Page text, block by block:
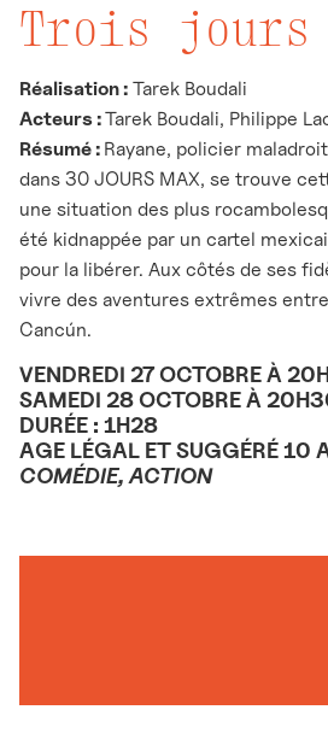
Trois jours
Réalisation : Tarek Boudali
Acteurs :Tarek Boudali, Philippe
Résumé: Rayane, policier
dans 30 JOURS MAX, se trouve
une situation des plus
été kidnappée par un cartel
pour la libérer. Aux côtés de ses
vivre des aventures extrêmes
Cancún.
VENDREDI 27 OCTOBRE À
SAMEDI 28 OCTOBRE À
DURÉE : 1H28
AGE LÉGAL ET SUGGÉRÉ 10
COMÉDIE, ACTION